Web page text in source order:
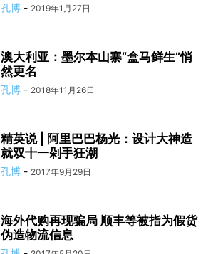
孔博 - 2019年1月27日
澳大利亚：墨尔本山寨“盒马鲜生”悄
然更名
孔博 - 2018年11月26日
精英说 | 阿里巴巴杨光：设计大神造
就双十一剁手狂潮
孔博 - 2017年9月29日
海外代购再现骗局 顺丰等被指为假货
伪造物流信息